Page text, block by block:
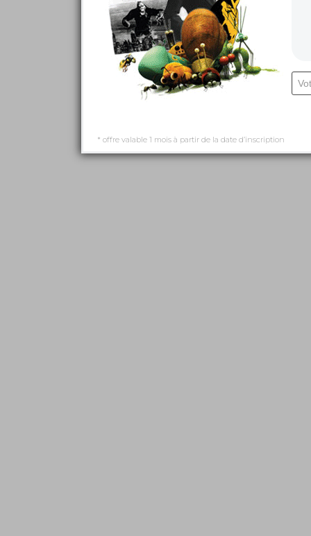
* offre valable 1 mois à partir de la date d’inscription